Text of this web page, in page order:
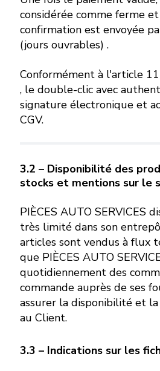
considérée comme ferme
confirmation est envoyée
(jours ouvrables) .
Conformément à l'article
, le double-clic avec
signature électronique et
CGV.
3.2 – Disponibilité des
stocks et mentions sur le
PIÈCES AUTO SERVICES
très limité dans son
articles sont vendus à flux
que PIÈCES AUTO
quotidiennement des
commande auprès de ses
assurer la disponibilité et
au Client.
3.3 – Indications sur les